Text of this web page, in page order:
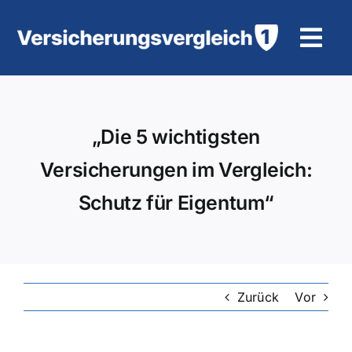
Inhalt
KFZ-Versicherung„Die 5 wichtigsten
Versicherungen im Vergleich:
Schutz für Eigentum“
Zurück Vor